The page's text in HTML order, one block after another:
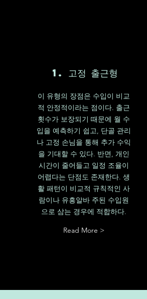
1. 고정 출근형
이 유형의 장점은 수입이 비교
적 안정적이라는 점이다. 출근
횟수가 보장되기 때문에 월 수
입을 예측하기 쉽고, 단골 관리
나 고정 손님을 통해 추가 수익
을 기대할 수 있다. 반면, 개인
시간이 줄어들고 일정 조율이
어렵다는 단점도 존재한다. 생
활 패턴이 비교적 규칙적인 사
람이나 유흥알바 주된 수입원
으로 삼는 경우에 적합하다.
Read More >